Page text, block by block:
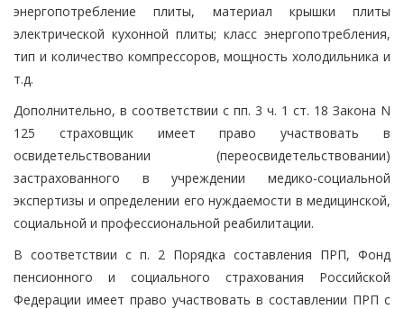
энергопотребление плиты, материал крышки плиты
электрической кухонной плиты; класс энергопотребления,
тип и количество компрессоров, мощность холодильника и
т.д.
Дополнительно, в соответствии с пп. 3 ч. 1 ст. 18 Закона N
125 страховщик имеет право участвовать в
освидетельствовании (переосвидетельствовании)
застрахованного в учреждении медико-социальной
экспертизы и определении его нуждаемости в медицинской,
социальной и профессиональной реабилитации.
В соответствии с п. 2 Порядка составления ПРП, Фонд
пенсионного и социального страхования Российской
Федерации имеет право участвовать в составлении ПРП с